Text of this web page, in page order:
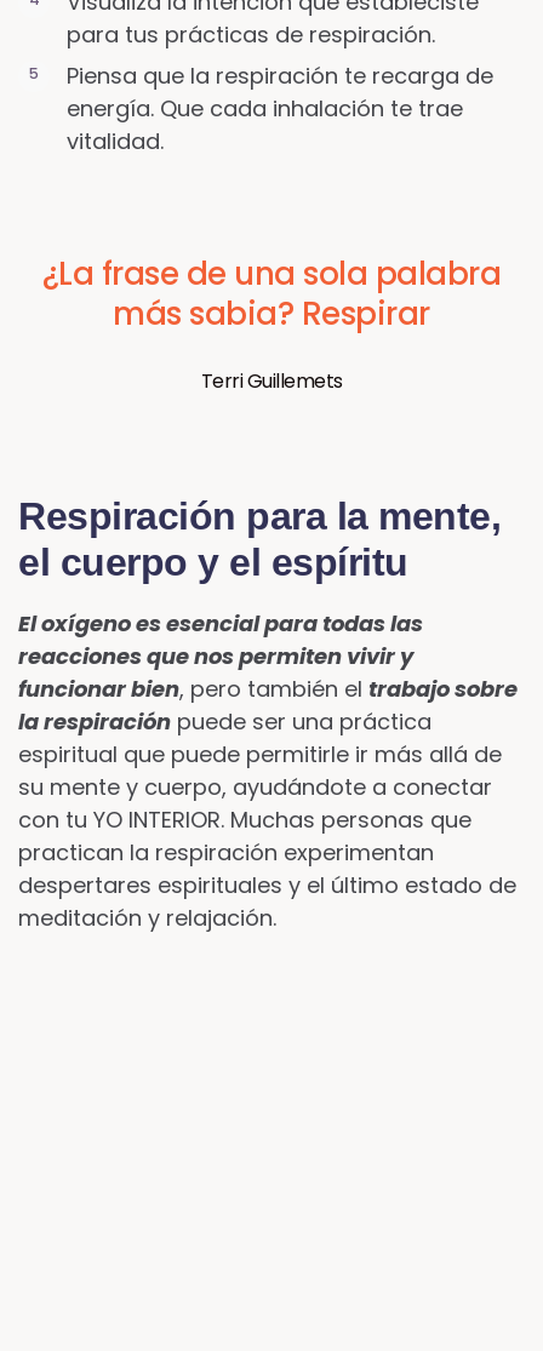
para tus prácticas de respiración.
Piensa que la respiración te recarga de
energía. Que cada inhalación te trae
vitalidad.
¿La frase de una sola palabra
más sabia? Respirar
Terri Guillemets
Respiración para la mente,
el cuerpo y el espíritu
El oxígeno es esencial para todas las
reacciones que nos permiten vivir y
funcionar bien, pero también el trabajo sobre
la respiración puede ser una práctica
espiritual que puede permitirle ir más allá de
su mente y cuerpo, ayudándote a conectar
con tu YO INTERIOR. Muchas personas que
practican la respiración experimentan
despertares espirituales y el último estado de
meditación y relajación.